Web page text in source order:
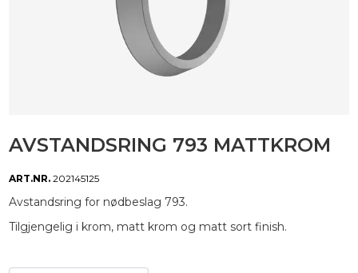
AVSTANDSRING 793 MATTKROM
ART.NR. 202145125
Avstandsring for nødbeslag 793.
Tilgjengelig i krom, matt krom og matt sort finish.